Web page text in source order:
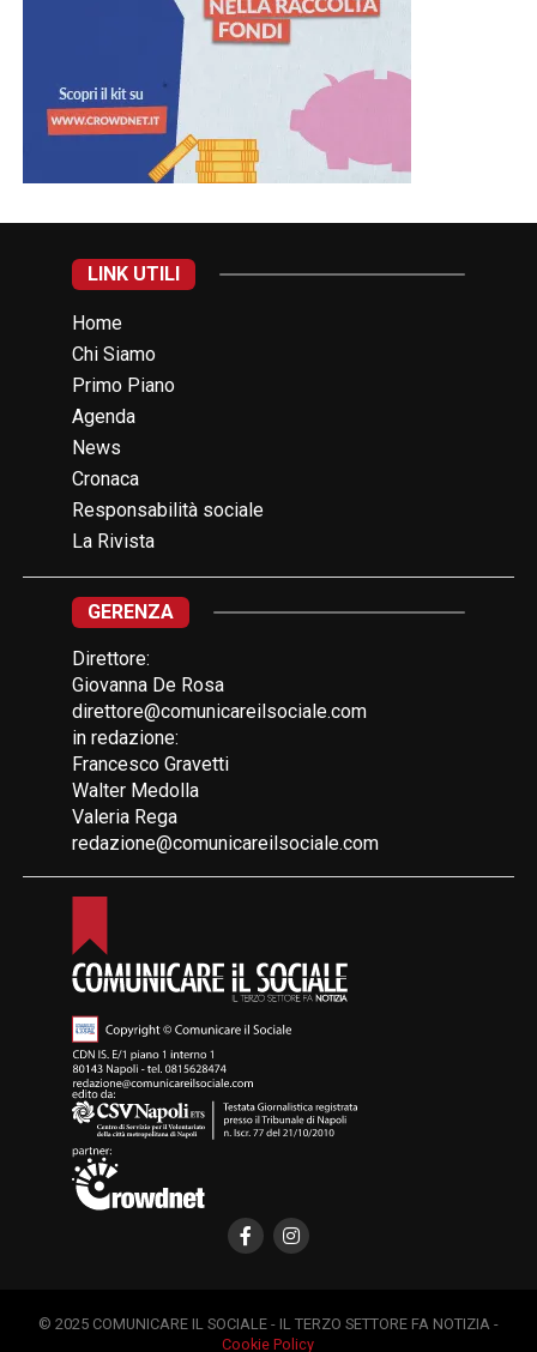
LINK UTILI
Home
Chi Siamo
Primo Piano
Agenda
News
Cronaca
Responsabilità sociale
La Rivista
GERENZA
Direttore:
Giovanna De Rosa
direttore@comunicareilsociale.com
in redazione:
Francesco Gravetti
Walter Medolla
Valeria Rega
redazione@comunicareilsociale.com
© 2025 COMUNICARE IL SOCIALE - IL TERZO SETTORE FA NOTIZIA -
Cookie Policy